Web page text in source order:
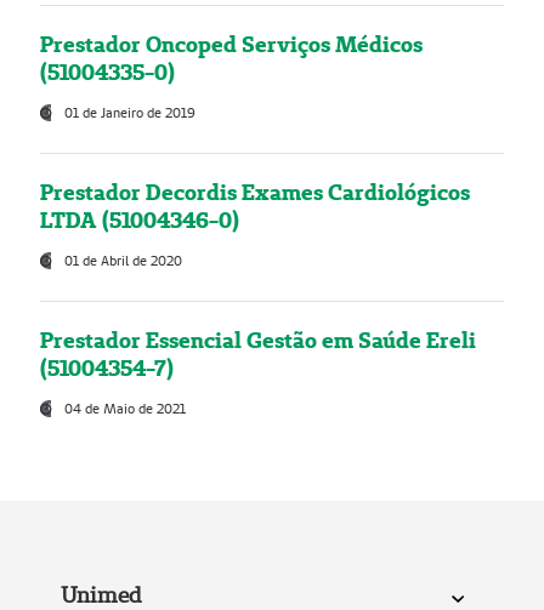
Prestador Oncoped Serviços Médicos
(51004335-0)
01 de Janeiro de 2019
Prestador Decordis Exames Cardiológicos
LTDA (51004346-0)
01 de Abril de 2020
Prestador Essencial Gestão em Saúde Ereli
(51004354-7)
04 de Maio de 2021
Unimed